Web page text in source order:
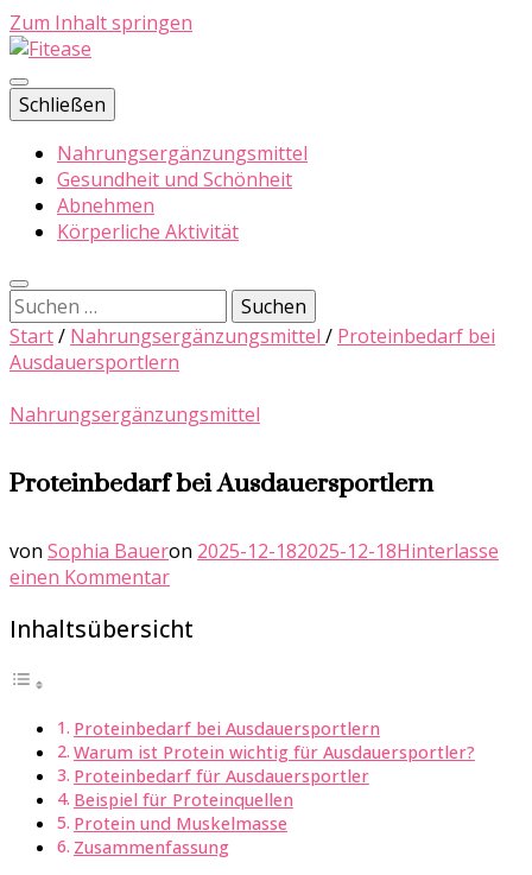
Zum Inhalt springen
Fitease
Fitness meine Welt
Schließen
Nahrungsergänzungsmittel
Gesundheit und Schönheit
Abnehmen
Körperliche Aktivität
Suchen
nach:
Start/ Nahrungsergänzungsmittel / Proteinbedarf bei
Ausdauersportlern
Nahrungsergänzungsmittel
Proteinbedarf bei Ausdauersportlern
von Sophia Baueron 2025-12-182025-12-18Hinterlasse
einen Kommentarzu
bei
Inhaltsübersicht
Proteinbedarf bei Ausdauersportlern
Warum ist Protein wichtig für Ausdauersportler?
Proteinbedarf für Ausdauersportler
Beispiel für Proteinquellen
Protein und Muskelmasse
Zusammenfassung